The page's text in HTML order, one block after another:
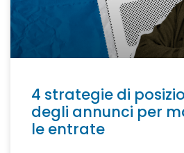
4 strategie di
degli annunci per
le entrate